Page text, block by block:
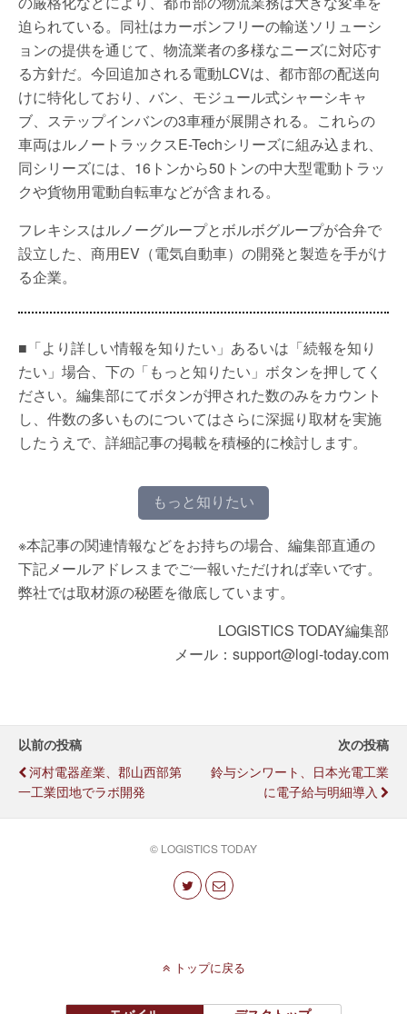
迫られている。同社はカーボンフリーの輸送ソリューシ
ョンの提供を通じて、物流業者の多様なニーズに対応す
る方針だ。今回追加される電動LCVは、都市部の配送向
けに特化しており、バン、モジュール式シャーシキャ
ブ、ステップインバンの3車種が展開される。これらの
車両はルノートラックスE-Techシリーズに組み込まれ、
同シリーズには、16トンから50トンの中大型電動トラッ
クや貨物用電動自転車などが含まれる。
フレキシスはルノーグループとボルボグループが合弁で
設立した、商用EV（電気自動車）の開発と製造を手がけ
る企業。
■「より詳しい情報を知りたい」あるいは「続報を知り
たい」場合、下の「もっと知りたい」ボタンを押してく
ださい。編集部にてボタンが押された数のみをカウント
し、件数の多いものについてはさらに深掘り取材を実施
したうえで、詳細記事の掲載を積極的に検討します。
もっと知りたい
※本記事の関連情報などをお持ちの場合、編集部直通の
下記メールアドレスまでご一報いただければ幸いです。
弊社では取材源の秘匿を徹底しています。
LOGISTICS TODAY編集部
メール：support@logi-today.com
以前の投稿
河村電器産業、郡山西部第
一工業団地でラボ開発
次の投稿
鈴与シンワート、日本光電工業
に電子給与明細導入
© LOGISTICS TODAY
トップに戻る